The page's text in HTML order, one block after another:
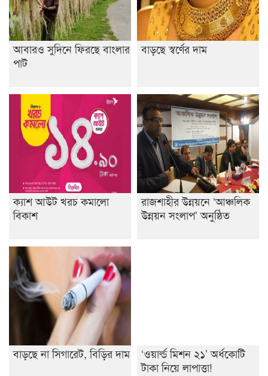
আবারও সুদিনে ফিরছে বাংলার
পাট
বাড়ছে স্বর্ণের দাম
ক্যাশ আউট খরচ কমালো
বিকাশ
রাজশাহীর উন্নয়নে ‘আঞ্চলিক
উন্নয়ন সংলাপ’ অনুষ্ঠিত
বাড়ছে না সিগারেট, বিড়ির দাম
‘ওয়ার্ল্ড মিশন ২১’ অর্ধকোটি
টাকা নিয়ে লাপাত্তা!